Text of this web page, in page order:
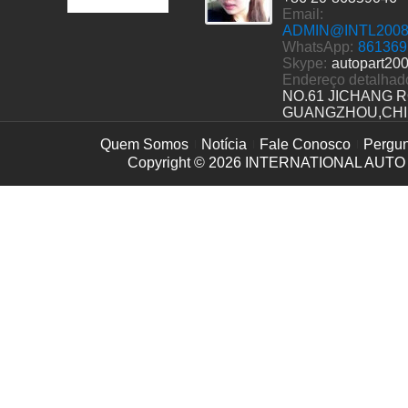
Email:
WhatsApp:
Skype:
Endereço
NO.61 JICHANG
Quem Somos Notícia Fale Conosco
Copyright © 2026 INTERNATIONAL